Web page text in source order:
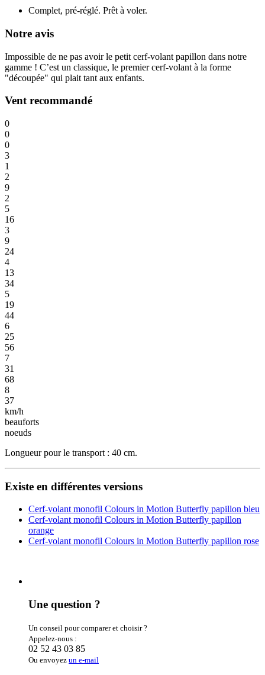
Complet, pré-réglé. Prêt à voler.
Notre avis
Impossible de ne pas avoir le petit cerf-volant papillon dans notre
gamme ! C’est un classique, le premier cerf-volant à la forme
"découpée" qui plait tant aux enfants.
Vent recommandé
0
0
0
3
1
2
9
2
5
16
3
9
24
4
13
34
5
19
44
6
25
56
7
31
68
8
37
km/h
beauforts
noeuds
Longueur pour le transport : 40 cm.
Existe en différentes versions
Cerf-volant monofil Colours in Motion Butterfly papillon bleu
Cerf-volant monofil Colours in Motion Butterfly papillon
orange
Cerf-volant monofil Colours in Motion Butterfly papillon rose
Une question ?
Un conseil pour comparer et choisir ?
Appelez-nous :
02 52 43 03 85
Ou envoyez un e-mail